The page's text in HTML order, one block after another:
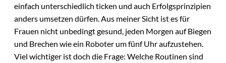
einfach unterschiedlich ticken und auch Erfolgsprinzipien
anders umsetzen dürfen. Aus meiner Sicht ist es für
Frauen nicht unbedingt gesund, jeden Morgen auf Biegen
und Brechen wie ein Roboter um fünf Uhr aufzustehen.
Viel wichtiger ist doch die Frage: Welche Routinen sind